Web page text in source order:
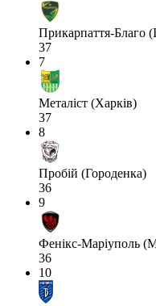
Прикарпаття-Благо
37
7
Металіст (Харків)
37
8
Пробій (Городенка)
36
9
Фенікс-Маріуполь
36
10